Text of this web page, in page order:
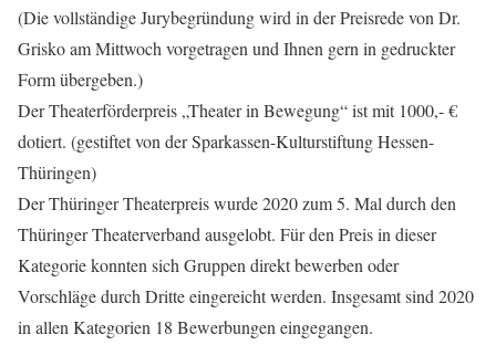
(Die vollständige Jurybegründung wird in der Preisrede von Dr.
Grisko am Mittwoch vorgetragen und Ihnen gern in gedruckter
Form übergeben.)
Der Theaterförderpreis „Theater in Bewegung“ ist mit 1000,- €
dotiert. (gestiftet von der Sparkassen-Kulturstiftung Hessen-
Thüringen)
Der Thüringer Theaterpreis wurde 2020 zum 5. Mal durch den
Thüringer Theaterverband ausgelobt. Für den Preis in dieser
Kategorie konnten sich Gruppen direkt bewerben oder
Vorschläge durch Dritte eingereicht werden. Insgesamt sind 2020
in allen Kategorien 18 Bewerbungen eingegangen.